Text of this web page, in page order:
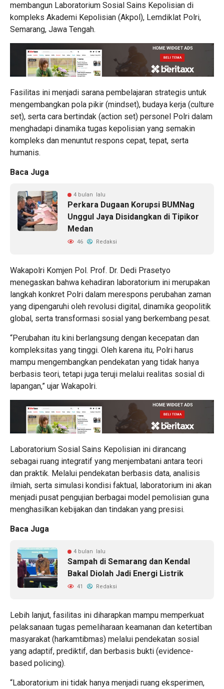
membangun Laboratorium Sosial Sains Kepolisian di
kompleks Akademi Kepolisian (Akpol), Lemdiklat Polri,
Semarang, Jawa Tengah.
Fasilitas ini menjadi sarana pembelajaran strategis untuk
mengembangkan pola pikir (mindset), budaya kerja (culture
set), serta cara bertindak (action set) personel Polri dalam
menghadapi dinamika tugas kepolisian yang semakin
kompleks dan menuntut respons cepat, tepat, serta
humanis.
Baca Juga
4 bulan lalu
Perkara Dugaan Korupsi BUMNag
Unggul Jaya Disidangkan di Tipikor
Medan
46 Redaksi
Wakapolri Komjen Pol. Prof. Dr. Dedi Prasetyo
menegaskan bahwa kehadiran laboratorium ini merupakan
langkah konkret Polri dalam merespons perubahan zaman
yang dipengaruhi oleh revolusi digital, dinamika geopolitik
global, serta transformasi sosial yang berkembang pesat.
“Perubahan itu kini berlangsung dengan kecepatan dan
kompleksitas yang tinggi. Oleh karena itu, Polri harus
mampu mengembangkan pendekatan yang tidak hanya
berbasis teori, tetapi juga teruji melalui realitas sosial di
lapangan,” ujar Wakapolri.
Laboratorium Sosial Sains Kepolisian ini dirancang
sebagai ruang integratif yang menjembatani antara teori
dan praktik. Melalui pendekatan berbasis data, analisis
ilmiah, serta simulasi kondisi faktual, laboratorium ini akan
menjadi pusat pengujian berbagai model pemolisian guna
menghasilkan kebijakan dan tindakan yang presisi.
Baca Juga
4 bulan lalu
Sampah di Semarang dan Kendal
Bakal Diolah Jadi Energi Listrik
41 Redaksi
Lebih lanjut, fasilitas ini diharapkan mampu memperkuat
pelaksanaan tugas pemeliharaan keamanan dan ketertiban
masyarakat (harkamtibmas) melalui pendekatan sosial
yang adaptif, prediktif, dan berbasis bukti (evidence-
based policing).
“Laboratorium ini tidak hanya menjadi ruang eksperimen,